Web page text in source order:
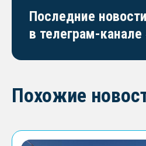
Последние
в телеграм-
Похожие